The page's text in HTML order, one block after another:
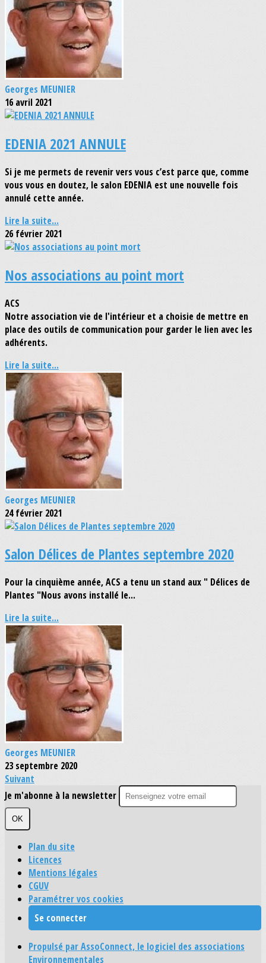
Georges MEUNIER
16 avril 2021
EDENIA 2021 ANNULE
Si je me permets de revenir vers vous c’est parce que, comme
vous vous en doutez, le salon EDENIA est une nouvelle fois
annulé cette année.
Lire la suite...
26 février 2021
Nos associations au point mort
ACS
Notre association vie de l'intérieur et a choisie de mettre en
place des outils de communication pour garder le lien avec les
adhérents.
Lire la suite...
Georges MEUNIER
24 février 2021
Salon Délices de Plantes septembre 2020
Pour la cinquième année, ACS a tenu un stand aux " Délices de
Plantes "Nous avons installé le...
Lire la suite...
Georges MEUNIER
23 septembre 2020
Suivant
Je m'abonne à la newsletter
OK
Plan du site
Licences
Mentions légales
CGUV
Paramétrer vos cookies
Se connecter
Propulsé par AssoConnect, le logiciel des associations
Environnementales